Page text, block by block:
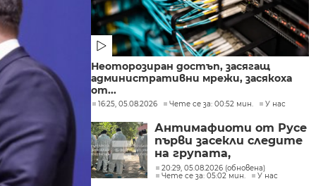
Неоторозиран достъп, засягащ
административни мрежи, засякоха
от...
16:25, 05.08.2026 Чете се за: 00:52 мин. У нас
Антимафиоти от Русе
първи засекли следите
на групата,
произвеждала
фентанил в София
20:29, 05.08.2026 (обновена)
Чете се за: 05:02 мин.
У нас